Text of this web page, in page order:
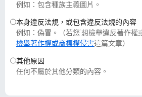
例如：包含種族主義圖片。
本身違反法規，或包含違反法規的內容
例如：偽冒。（若您˙想檢舉違反著作權
檢舉著作權或商標權侵害這篇文章）
其他原因
任何不屬於其他分類的內容。